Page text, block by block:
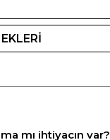
mı ihtiyacın var?